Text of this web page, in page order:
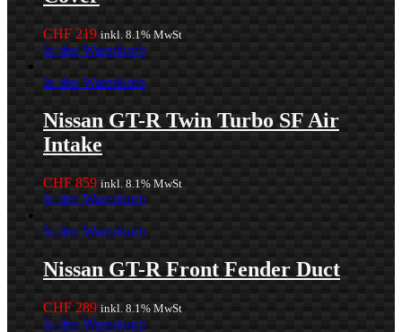
CHF 219 inkl. 8.1% MwSt
In den Warenkorb
In den Warenkorb
Nissan GT-R Twin Turbo SF Air
Intake
CHF 859 inkl. 8.1% MwSt
In den Warenkorb
In den Warenkorb
Nissan GT-R Front Fender Duct
CHF 289 inkl. 8.1% MwSt
In den Warenkorb